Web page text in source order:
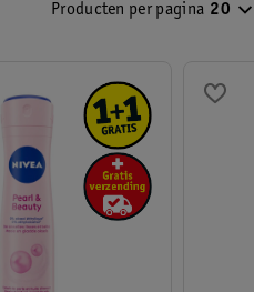
Producten per pagina 20